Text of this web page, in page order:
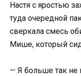
Настя с яростью
туда очередной
сверкала смесь
Мише, который
— Я больше так не